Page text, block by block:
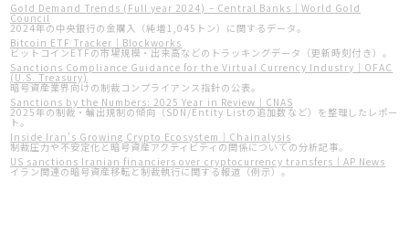
Gold Demand Trends (Full year 2024) – Central Banks｜World Gold
Council
2024年の中央銀行の金購入（純増1,045トン）に関するデータ。
Bitcoin ETF Tracker｜Blockworks
ビットコインETFの市場規模・出来高などのトラッキングデータ（更新時刻付き）。
Sanctions Compliance Guidance for the Virtual Currency Industry｜OFAC
(U.S. Treasury)
暗号資産業界向けの制裁コンプライアンス指針の公表。
Sanctions by the Numbers: 2025 Year in Review｜CNAS
2025年の制裁・輸出規制の傾向（SDN/Entity Listの追加数など）を整理したレポー
ト。
Inside Iran’s Growing Crypto Ecosystem｜Chainalysis
制裁圧力や不安定化と暗号資産アクティビティの関係についての分析記事。
US sanctions Iranian financiers over cryptocurrency transfers｜AP News
イラン関連の暗号資産移転と制裁執行に関する報道（例示）。